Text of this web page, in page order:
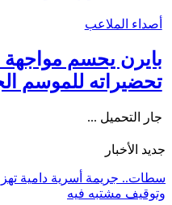
أصداء الملاعب
بايرن يحسم مواجهة
تحضيراته للموسم
جار التحميل ...
جديد الأخبار
سطات.. جريمة أسرية دامية تهز
وتوقيف مشتبه فيه